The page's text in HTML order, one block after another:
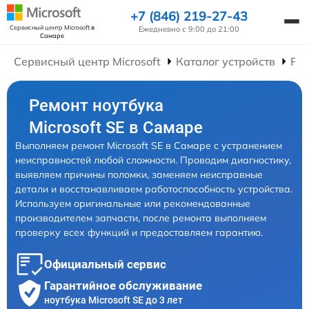
Сервисный центр Microsoftв
Самаре
+7 (846) 219-27-43
Ежедневно с 9:00 до 21:00
Сервисный центр Microsoft Каталог устройств
Ремонт ноутбука
Microsoft SE в Самаре
Выполняем ремонт Microsoft SE в Самаре с устранением
неисправностей любой сложности. Проводим диагностику,
выявляем причины поломки, заменяем неисправные
детали и восстанавливаем работоспособность устройства.
Используем оригинальные или рекомендованные
производителем запчасти, после ремонта выполняем
проверку всех функций и предоставляем гарантию.
Официальный сервис
Гарантийное обслуживание
ноутбука Microsoft SE до 3 лет